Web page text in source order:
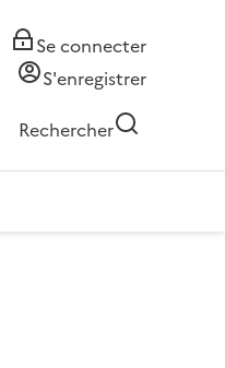
Se connecter
S'enregistrer
Rechercher